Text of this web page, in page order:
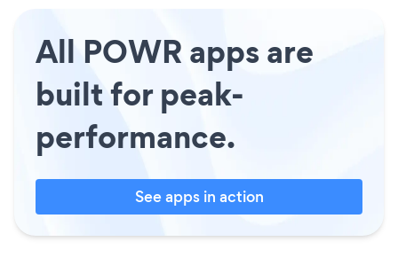
All POWR apps are
built for peak-
performance.
See apps in action